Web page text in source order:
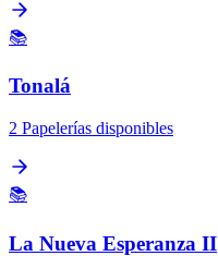
📚
Tonalá
2 Papelerías disponibles
📚
La Nueva Esperanza II